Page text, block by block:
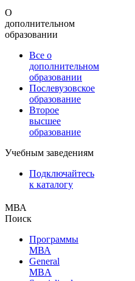
О
дополнительном
образовании
Все о
дополнительном
образовании
Послевузовское
образование
Второе
высшее
образование
Учебным заведениям
Подключайтесь
к каталогу
МВА
Поиск
Программы
МВА
General
MBA